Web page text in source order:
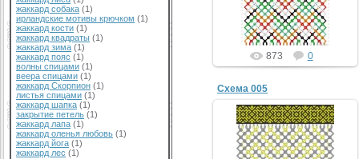
жаккард собака (1)
ирландские мотивы крючком (1)
жаккард кости (1)
жаккард квадраты (1)
жаккард зима (1)
жаккард пояс (1)
волны спицами (1)
веера спицами (1)
жаккард Скорпион (1)
листья спицами (1)
жаккард шапка (1)
закрытие петель (1)
жаккард лапа (1)
жаккард оленья любовь (1)
жаккард йога (1)
жаккард лес (1)
873 0
Схема 005